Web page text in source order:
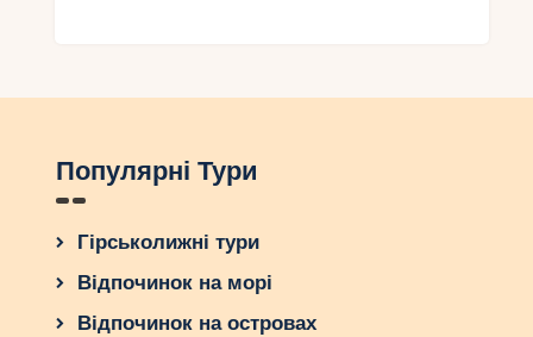
Популярні Тури
Гірськолижні тури
Відпочинок на морі
Відпочинок на островах